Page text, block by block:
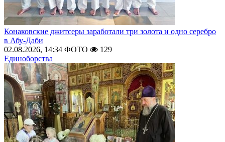
Конаковские джитсеры заработали три золота и одно серебро
в Абу-Даби
02.08.2026, 14:34 ФОТО
129
Единоборства